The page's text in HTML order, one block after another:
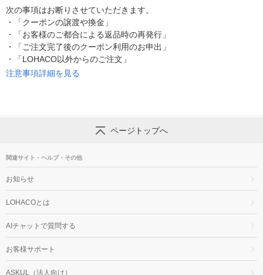
次の事項はお断りさせていただきます。
・
「クーポンの譲渡や換金」
・
「お客様のご都合による返品時の再発行」
・
「ご注文完了後のクーポン利用のお申出」
・
「LOHACO以外からのご注文」
注意事項詳細を見る
ページトップへ
関連サイト・ヘルプ・その他
お知らせ
LOHACOとは
AIチャットで質問する
お客様サポート
ASKUL（法人向け）